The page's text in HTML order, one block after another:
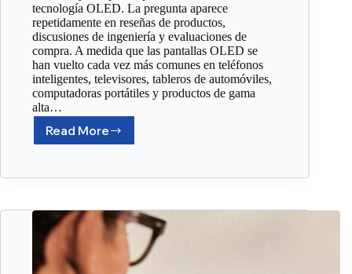
tecnología OLED. La pregunta aparece
repetidamente en reseñas de productos,
discusiones de ingeniería y evaluaciones de
compra. A medida que las pantallas OLED se
han vuelto cada vez más comunes en teléfonos
inteligentes, televisores, tableros de automóviles,
computadoras portátiles y productos de gama
alta…
Read More